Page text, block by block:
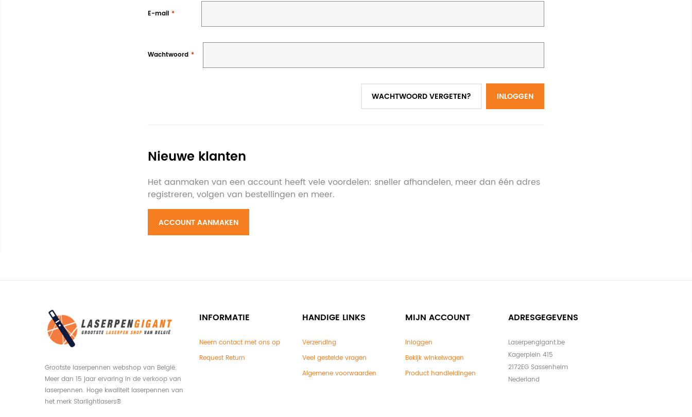
E-mail
Wachtwoord
INLOGGEN
WACHTWOORD VERGETEN?
Nieuwe klanten
Het aanmaken van een account heeft vele voordelen: sneller afhandelen, meer dan één adres
registreren, volgen van bestellingen en meer.
ACCOUNT AANMAKEN
Grootste laserpennen webshop van België.
Meer dan 15 jaar ervaring in de verkoop van
laserpennen. Hoge kwaliteit laserpennen van
het merk Starlightlasers®
INFORMATIE
Neem contact met ons op
Request Return
HANDIGE LINKS
Verzending
Veel gestelde vragen
Algemene voorwaarden
MIJN ACCOUNT
Inloggen
Bekijk winkelwagen
Product handleidingen
ADRESGEGEVENS
Laserpengigant.be
Kagerplein 415
2172EG Sassenheim
Nederland